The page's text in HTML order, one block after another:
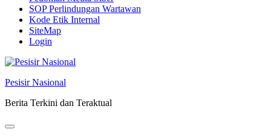
SOP Perlindungan Wartawan
Kode Etik Internal
SiteMap
Login
Pesisir Nasional
Berita Terkini dan Teraktual